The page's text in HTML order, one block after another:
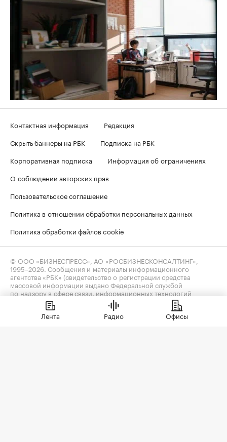
Контактная информация
Редакция
Скрыть баннеры на РБК
Подписка на РБК
Корпоративная подписка
Информация об ограничениях
О соблюдении авторских прав
Пользовательское соглашение
Политика в отношении обработки персональных данных
Политика обработки файлов cookie
© ООО «БИЗНЕСПРЕСС», АО «РОСБИЗНЕСКОНСАЛТИНГ»,
1995–2026 . Сообщения и материалы информационного
агентства «РБК» (свидетельство о регистрации средства
массовой информации выдано Федеральной службой
по надзору в сфере связи, информационных технологий
и массовых коммуникаций (Роскомнадзор) 09.12.2015
за номером ИА №ФС77-63848) и сетевого издания «РБК»
(свидетельство о регистрации средства массовой информации
Лента Радио Офисы